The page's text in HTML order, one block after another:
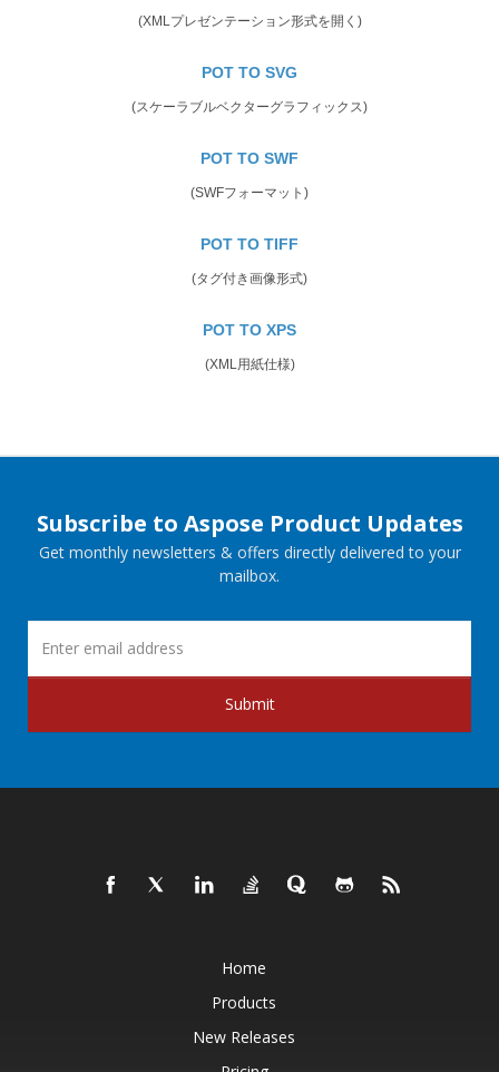
(XMLプレゼンテーション形式を開く)
POT TO SVG
(スケーラブルベクターグラフィックス)
POT TO SWF
(SWFフォーマット)
POT TO TIFF
(タグ付き画像形式)
POT TO XPS
(XML用紙仕様)
Subscribe to Aspose Product Updates
Get monthly newsletters & offers directly delivered to your
mailbox.
Submit
Home
Products
New Releases